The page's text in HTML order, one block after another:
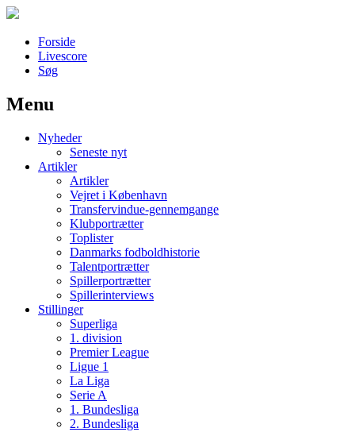
Forside
Livescore
Søg
Наши партнеры
лучшие займы
Menu
Nyheder
Seneste nyt
Artikler
Artikler
Vejret i København
Transfervindue-gennemgange
Klubportrætter
Toplister
Danmarks fodboldhistorie
Talentportrætter
Spillerportrætter
Spillerinterviews
Stillinger
Superliga
1. division
Premier League
Ligue 1
La Liga
Serie A
1. Bundesliga
2. Bundesliga